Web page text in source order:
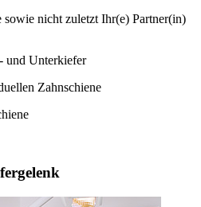
nicht zuletzt Ihr(e) Partner(in)
und Unterkiefer
Zahnschiene